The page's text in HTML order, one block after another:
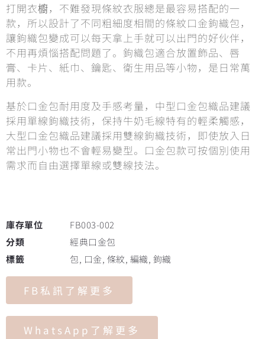
打開衣櫥，不難發現條紋衣服總是最容易搭配的一
款，所以設計了不同粗細度相間的條紋口金鉤織包，
讓鉤織包變成可以每天拿上手就可以出門的好伙伴，
不用再煩惱搭配問題了。鉤織包適合放置飾品、唇
膏、卡片、紙巾、鑰匙、衛生用品等小物，是日常萬
用款。
基於口金包耐用度及手感考量，中型口金包織品建議
採用單線鉤織技術，保持牛奶毛線特有的輕柔觸感，
大型口金包織品建議採用雙線鉤織技術，即使放入日
常出門小物也不會輕易變型。口金包款可按個別使用
需求而自由選擇單線或雙線技法。
庫存單位
FB003-002
分類
經典口金包
標籤
包, 口金, 條紋, 編織, 鉤織
FB私訊了解更多
WhatsApp了解更多